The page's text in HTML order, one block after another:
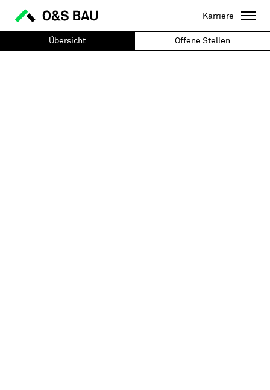
Karriere
Übersicht Offene Stellen